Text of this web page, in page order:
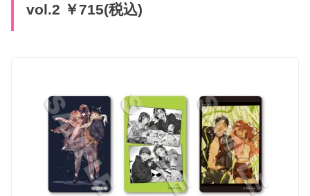
vol.2 ￥715(税込)